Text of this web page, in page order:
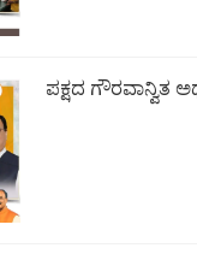
ಪಕ್ಷದ ಗೌರವಾನ್ವಿತ